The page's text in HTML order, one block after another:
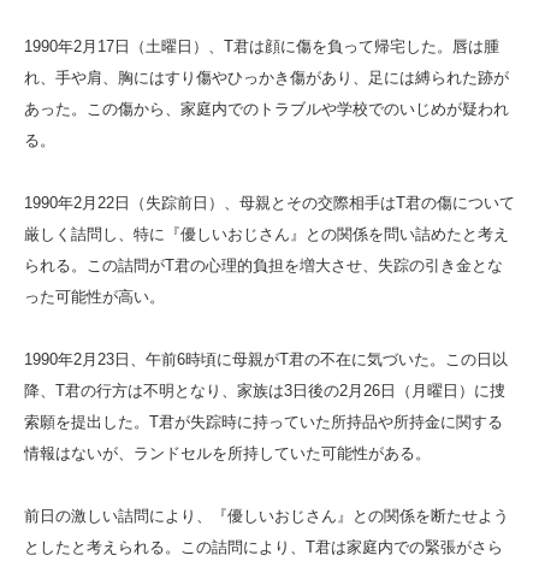
1990年2月17日（土曜日）、T君は顔に傷を負って帰宅した。唇は腫
れ、手や肩、胸にはすり傷やひっかき傷があり、足には縛られた跡が
あった。この傷から、家庭内でのトラブルや学校でのいじめが疑われ
る。
1990年2月22日（失踪前日）、母親とその交際相手はT君の傷について
厳しく詰問し、特に『優しいおじさん』との関係を問い詰めたと考え
られる。この詰問がT君の心理的負担を増大させ、失踪の引き金とな
った可能性が高い。
1990年2月23日、午前6時頃に母親がT君の不在に気づいた。この日以
降、T君の行方は不明となり、家族は3日後の2月26日（月曜日）に捜
索願を提出した。T君が失踪時に持っていた所持品や所持金に関する
情報はないが、ランドセルを所持していた可能性がある。
前日の激しい詰問により、『優しいおじさん』との関係を断たせよう
としたと考えられる。この詰問により、T君は家庭内での緊張がさら